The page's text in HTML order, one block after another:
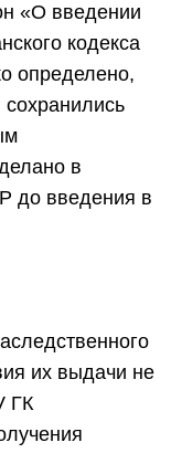
«О введении
кодекса
определено,
сохранились
в
до введения в
их выдачи не
ГК